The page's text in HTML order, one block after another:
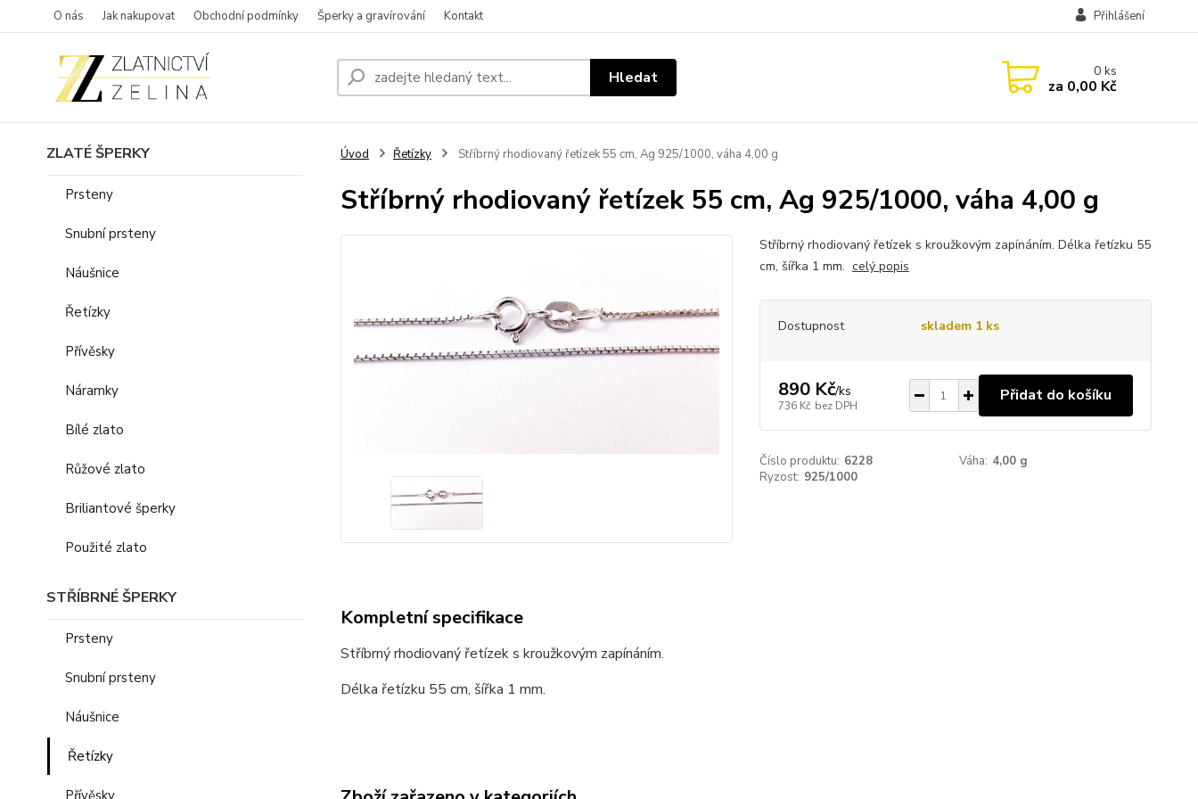
O nás Jak nakupovat Obchodní podmínky Šperky a gravírování Kontakt Přihlášení
Hledat 0ks
za 0,00 Kč
ZLATÉ ŠPERKY
Prsteny
Snubní prsteny
Náušnice
Řetízky
Přívěsky
Náramky
Bílé zlato
Růžové zlato
Briliantové šperky
Použité zlato
STŘÍBRNÉ ŠPERKY
Prsteny
Snubní prsteny
Náušnice
Řetízky
Přívěsky
Úvod Řetízky Stříbrný rhodiovaný řetízek 55 cm, Ag 925/1000, váha 4,00 g
Stříbrný rhodiovaný řetízek 55 cm, Ag 925/1000, váha 4,00 g
Stříbrný rhodiovaný řetízek s kroužkovým zapínáním. Délka řetízku 55
cm, šířka 1 mm. celý popis
Dostupnost skladem 1 ks
890 Kč/ks
736 Kč bez DPH
Přidat do košíku
Číslo produktu: 6228 Váha: 4,00 g
Ryzost: 925/1000
Kompletní specifikace
Stříbrný rhodiovaný řetízek s kroužkovým zapínáním.
Délka řetízku 55 cm, šířka 1 mm.